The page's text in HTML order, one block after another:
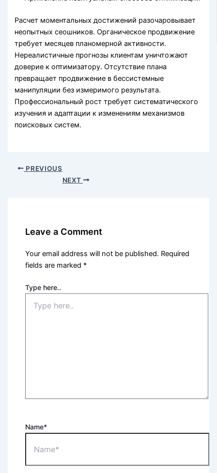
Расчет моментальных достижений разочаровывает
неопытных сеошников. Органическое продвижение
требует месяцев планомерной активности.
Нереалистичные прогнозы клиентам уничтожают
доверие к оптимизатору. Отсутствие плана
превращает продвижение в бессистемные
манипуляции без измеримого результата.
Профессиональный рост требует систематического
изучения и адаптации к изменениям механизмов
поисковых систем.
PREVIOUS
NEXT
Leave a Comment
Your email address will not be published. Required
fields are marked *
Type here..
Name*